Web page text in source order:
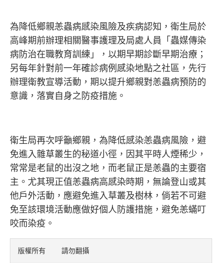
為降低鄉親恙蟲病感染風險及疾病認知，衛生局於
高峰期前辦理相關醫事護理及局處人員「蟲媒傳染
病防治在職教育訓練」，以期早期診斷早期治療；
另每年針對前一年確診病例感染地點之社區，先行
辦理衛教宣導活動，期以提升鄉親對恙蟲病預防的
意識，落實自身之防疫措施。
衛生局再次呼籲鄉親，為降低感染恙蟲病風險，避
免進入雜草叢生的秘道小徑，因其平時人煙稀少，
常常是老鼠的出沒之地，而老鼠正是恙蟲的主要宿
主。尤其現正值恙蟲病高感染時期，無論登山或其
他戶外活動，應避免進入草叢及樹林，倘若不可避
免至該環境活動應做好個人防護措施，避免恙蟎叮
咬而染疫。
版權所有    請勿翻攝